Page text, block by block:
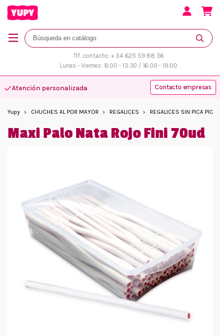
Tlf. contacto: + 34 625 59 88 56
Lunes - Viernes: 8:00 - 13:30 / 16:00 - 19:00
Atención personalizada Contacto empresas
Yupy CHUCHES AL POR MAYOR REGALICES REGALICES SIN PICA PICA
Maxi Palo Nata Rojo Fini 70ud